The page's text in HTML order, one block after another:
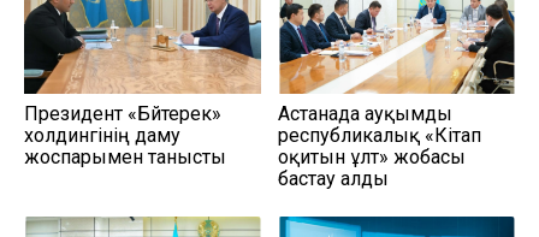
Президент «Бәйтерек»
холдингінің даму
жоспарымен танысты
Астанада ауқымды
республикалық «Кітап
оқитын ұлт» жобасы
бастау алды